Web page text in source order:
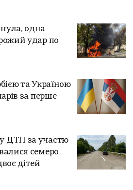
одна
удар по
та Україною
за перше
ДТП за участю
семеро
дітей